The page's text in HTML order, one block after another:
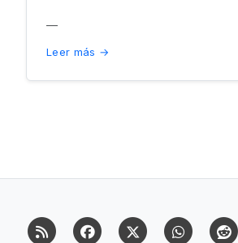
Leer más →
RSS FacebookX (Twitter)